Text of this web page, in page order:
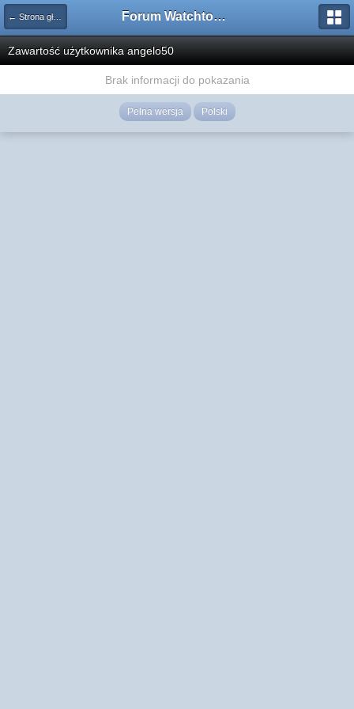
← Strona główna Forum Watchtower
Zawartość użytkownika angelo50
Brak informacji do pokazania
Pełna wersja Polski